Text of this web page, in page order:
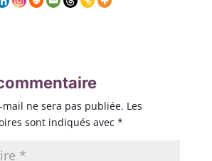
mail ne sera pas publiée. Les
sont indiqués avec *